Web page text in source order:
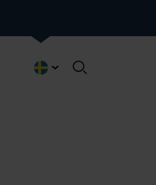
Swedish